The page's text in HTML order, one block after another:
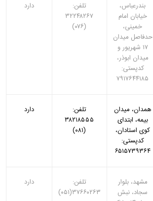
بندرعباس،
خیابان امام
خمینی،
حدفاصل میدان
۱۷ شهریور و
میدان ابوذر،
کدپستی:
۷۹۱۷۶۴۴۱۸۵
تلفن:
۳۲۲۴۸۲۶۷
(۰۷۶)
دارد
همدان، میدان
بیمه، ابتدای
کوی استادان،
کدپستی:
۶۵۱۵۷۳۹۳۶۴
تلفن:
۳۸۲۱۸۵۵۵
(۰۸۱)
دارد
مشهد، بلوار
سجاد، نبش
تلفن:
۳۷۶۶۰۲۶۳(۰۵۱)
دارد